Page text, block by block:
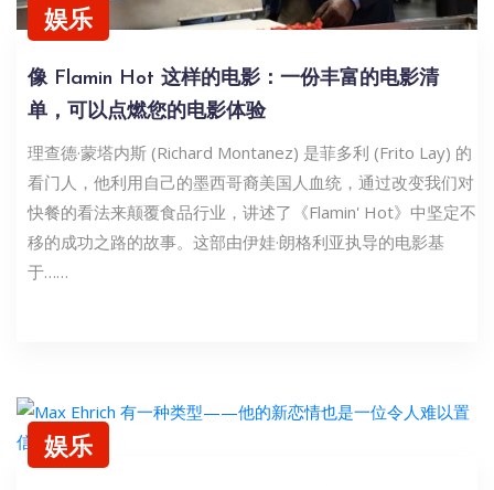
娱乐
像 Flamin Hot 这样的电影：一份丰富的电影清
单，可以点燃您的电影体验
理查德·蒙塔内斯 (Richard Montanez) 是菲多利 (Frito Lay) 的
看门人，他利用自己的墨西哥裔美国人血统，通过改变我们对
快餐的看法来颠覆食品行业，讲述了《Flamin' Hot》中坚定不
移的成功之路的故事。这部由伊娃·朗格利亚执导的电影基
于……
娱乐